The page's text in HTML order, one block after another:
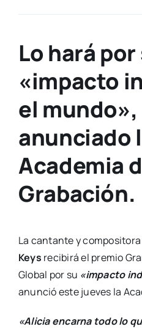
Lo hará por
«impacto
el
anunciado
Academia
Grabación.
La cantante y
Keys recibirá el premio
Global por su «impacto
anunció este jueves la
«Alicia encarna todo lo